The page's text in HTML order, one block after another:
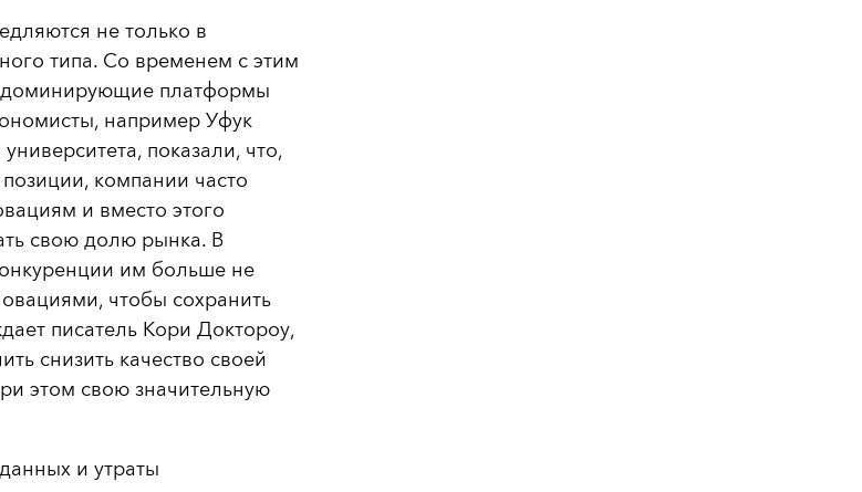
не только в
типа. Со временем с этим
доминирующие платформы
например Уфук
показали, что,
компании часто
и вместо этого
свою долю рынка. В
им больше не
чтобы сохранить
писатель Кори Доктороу,
снизить качество своей
этом свою значительную
и утраты